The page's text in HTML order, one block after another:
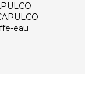
eau